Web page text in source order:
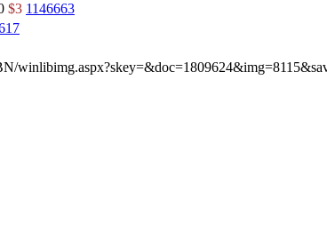
$3 1146663